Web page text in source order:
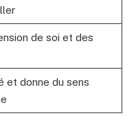
de soi et des
et donne du sens